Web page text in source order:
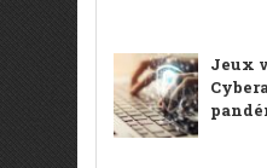
Jeux